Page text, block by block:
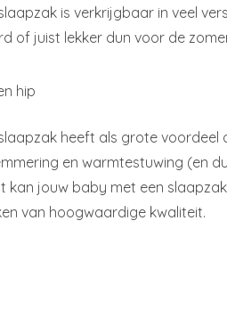
is verkrijgbaar in veel
of juist lekker dun voor de
hip
heeft als grote
en warmtestuwing (en
kan jouw baby met een
van hoogwaardige kwaliteit.